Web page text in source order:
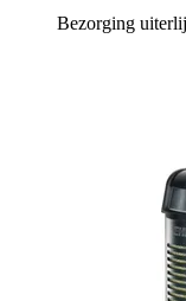
Bezorging